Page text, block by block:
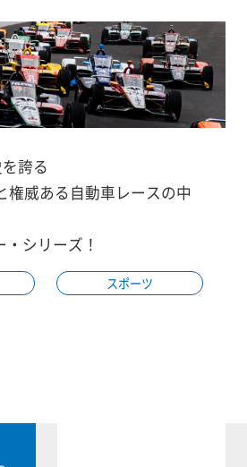
誇る
権威ある自動車レースの中
シリーズ！
スポーツ